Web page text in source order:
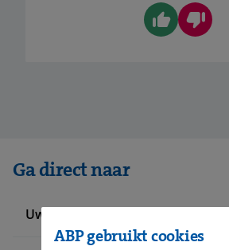
Ga direct naar
Uw werknemers informeren
ABP gebruikt cookies